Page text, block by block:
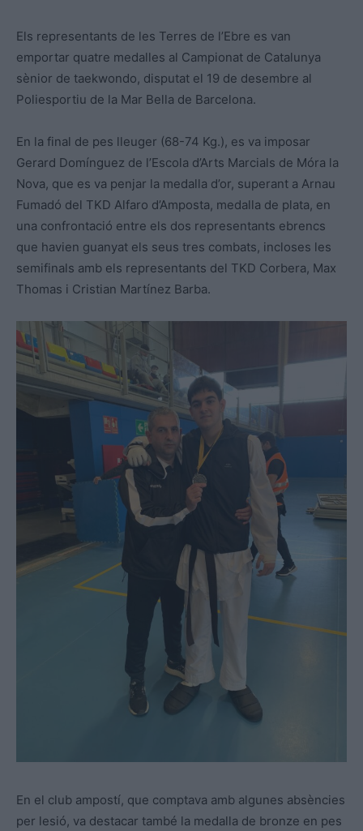
Els representants de les Terres de l’Ebre es van
emportar quatre medalles al Campionat de Catalunya
sènior de taekwondo, disputat el 19 de desembre al
Poliesportiu de la Mar Bella de Barcelona.
En la final de pes lleuger (68-74 Kg.), es va imposar
Gerard Domínguez de l’Escola d’Arts Marcials de Móra la
Nova, que es va penjar la medalla d’or, superant a Arnau
Fumadó del TKD Alfaro d’Amposta, medalla de plata, en
una confrontació entre els dos representants ebrencs
que havien guanyat els seus tres combats, incloses les
semifinals amb els representants del TKD Corbera, Max
Thomas i Cristian Martínez Barba.
En el club ampostí, que comptava amb algunes absències
per lesió, va destacar també la medalla de bronze en pes